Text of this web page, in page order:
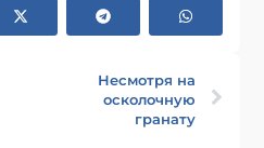
Несмотря на
осколочную
гранату